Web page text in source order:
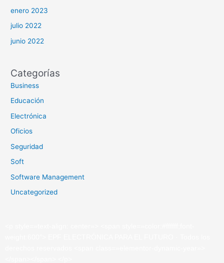
enero 2023
julio 2022
junio 2022
Categorías
Business
Educación
Electrónica
Oficios
Seguridad
Soft
Software Management
Uncategorized